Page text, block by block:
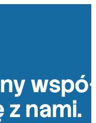
nami.